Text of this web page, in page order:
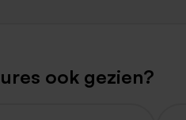
ook gezien?